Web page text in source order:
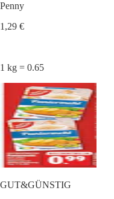
Penny
1,29 €
1 kg = 0.65
GUT&GÜNSTIG